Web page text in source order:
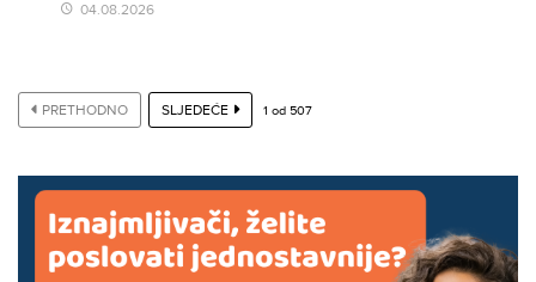
04.08.2026
PRETHODNO SLJEDEĆE 1 od 507